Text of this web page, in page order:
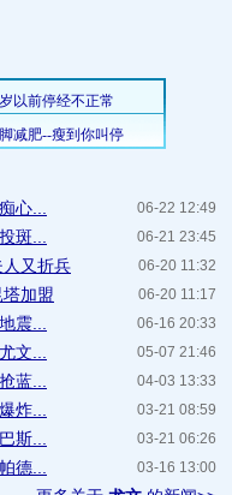
06-22 12:49
心...
06-21 23:45
斑...
06-20 11:32
又折兵
06-20 11:17
加盟
06-16 20:33
震...
05-07 21:46
文...
04-03 13:33
蓝...
03-21 08:59
炸...
03-21 06:26
斯...
03-16 13:00
德...